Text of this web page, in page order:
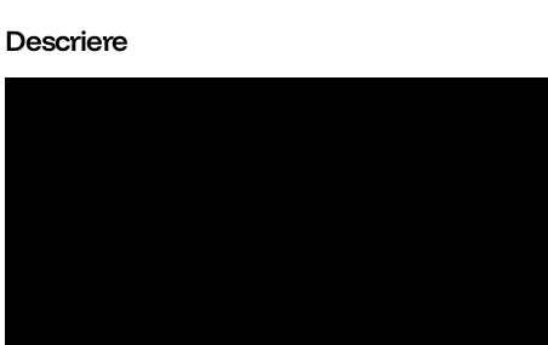
Descriere